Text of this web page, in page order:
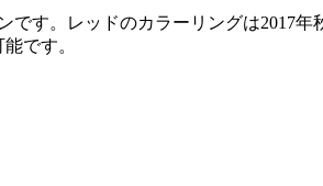
す。レッドのカラーリングは2017
です。